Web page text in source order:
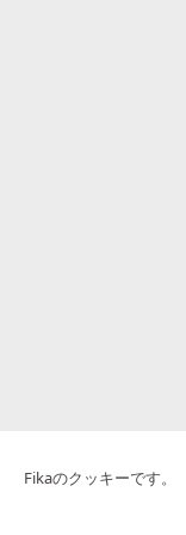
Fikaのクッキーです。